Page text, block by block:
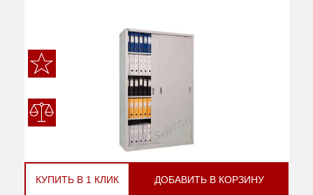
КУПИТЬ В 1 КЛИК ДОБАВИТЬ В КОРЗИНУ